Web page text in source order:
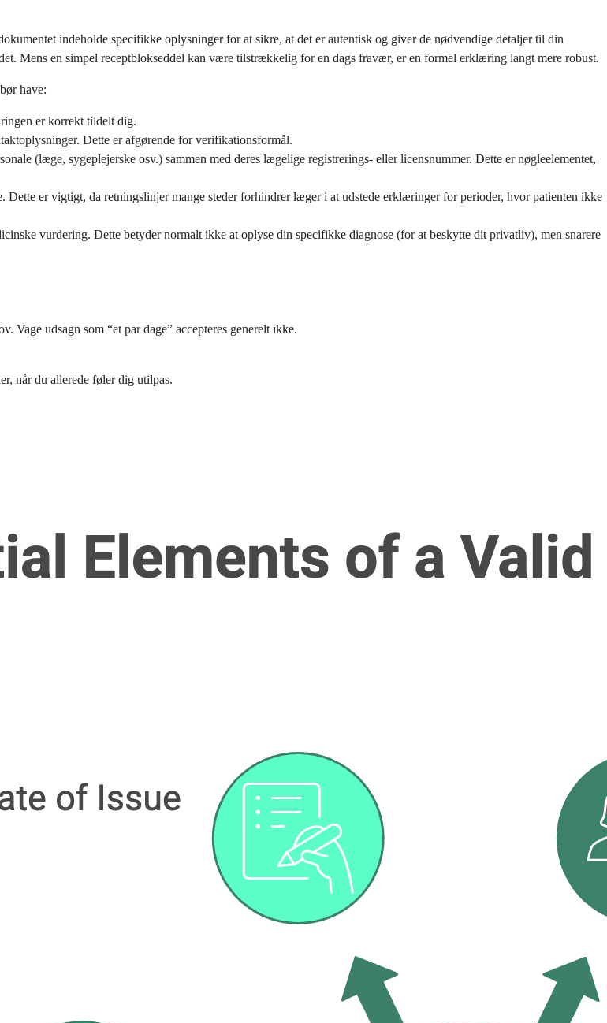
indeholde specifikke oplysninger for at sikre, at det er autentisk og giver de nødvendige detaljer til din
Mens en simpel receptblokseddel kan være tilstrækkelig for en dags fravær, er en formel erklæring langt mere robust.
have:
er korrekt tildelt dig.
Dette er afgørende for verifikationsformål.
(læge, sygeplejerske osv.) sammen med deres lægelige registrerings- eller licensnummer. Dette er nøgleelementet,
Dette er vigtigt, da retningslinjer mange steder forhindrer læger i at udstede erklæringer for perioder, hvor patienten ikke
vurdering. Dette betyder normalt ikke at oplyse din specifikke diagnose (for at beskytte dit privatliv), men snarere
Vage udsagn som “et par dage” accepteres generelt ikke.
når du allerede føler dig utilpas.